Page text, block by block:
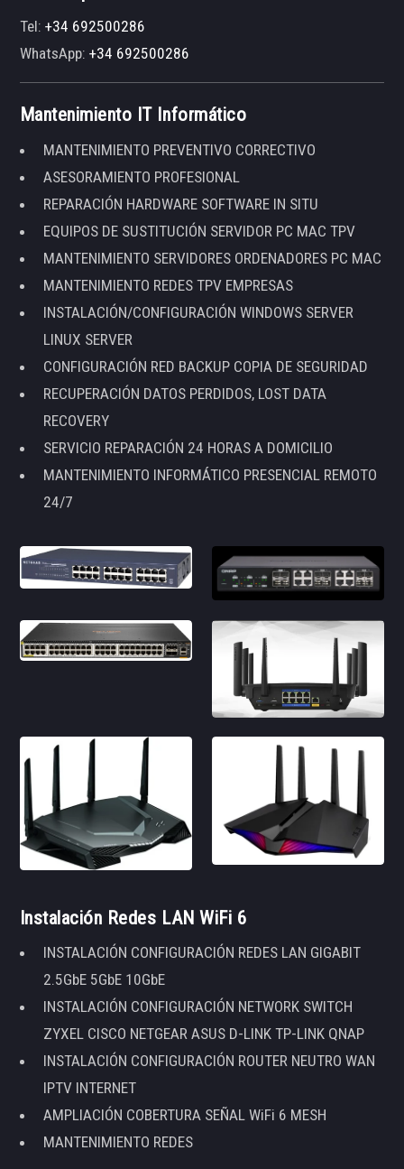
Tel:+34 692500286
WhatsApp:+34 692500286
Mantenimiento IT Informático
MANTENIMIENTO PREVENTIVO CORRECTIVO
ASESORAMIENTO PROFESIONAL
REPARACIÓN HARDWARE SOFTWARE IN SITU
EQUIPOS DE SUSTITUCIÓN SERVIDOR PC MAC TPV
MANTENIMIENTO SERVIDORES ORDENADORES PC MAC
MANTENIMIENTO REDES TPV EMPRESAS
INSTALACIÓN/CONFIGURACIÓN WINDOWS SERVER
LINUX SERVER
CONFIGURACIÓN RED BACKUP COPIA DE SEGURIDAD
RECUPERACIÓN DATOS PERDIDOS, LOST DATA
RECOVERY
SERVICIO REPARACIÓN 24 HORAS A DOMICILIO
MANTENIMIENTO INFORMÁTICO PRESENCIAL REMOTO
24/7
Instalación Redes LAN WiFi 6
INSTALACIÓN CONFIGURACIÓN REDES LAN GIGABIT
2.5GbE 5GbE 10GbE
INSTALACIÓN CONFIGURACIÓN NETWORK SWITCH
ZYXEL CISCO NETGEAR ASUS D-LINK TP-LINK QNAP
INSTALACIÓN CONFIGURACIÓN ROUTER NEUTRO WAN
IPTV INTERNET
AMPLIACIÓN COBERTURA SEÑAL WiFi 6 MESH
MANTENIMIENTO REDES